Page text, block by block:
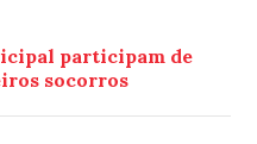
participam de
socorros